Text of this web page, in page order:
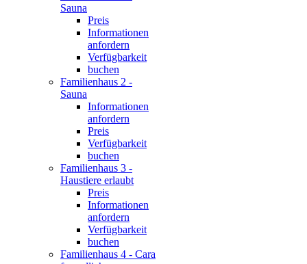
Sauna
Preis
Informationen
anfordern
Verfügbarkeit
buchen
Familienhaus 2 -
Sauna
Informationen
anfordern
Preis
Verfügbarkeit
buchen
Familienhaus 3 -
Haustiere erlaubt
Preis
Informationen
anfordern
Verfügbarkeit
buchen
Familienhaus 4 - Cara